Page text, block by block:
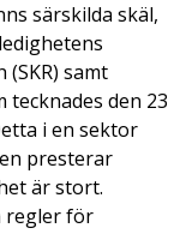
särskilda skäl,
samt
tecknades den 23
i en sektor
presterar
är stort.
regler för